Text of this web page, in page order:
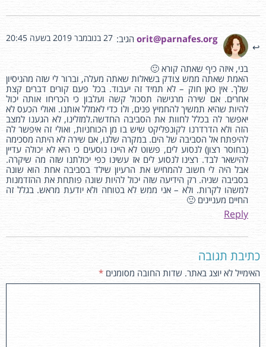
orit@parnafes.org הגיב: 27 בנובמבר 2019 בשעה 20:45
בני, איזה כיף שאתה קורא 🙂
האמת שאתה ממש צודק בשאלות שאתה מעלה, וברור לי שזה מהניסיון
שלך. אין כאן חוק – לא תמיד זה יעבוד. בכל פעם קורים דברים קצת
אחרים. אם שירה מרגישה תסכול קשה ועלבון כי הכריחו אותה יכול
להיות שהיא תמשיך להחמיץ פנים, ולו כדי לאמלל אותנו. ואולי הכעס לא
יאפשר לה בכלל לחוות את הסביבה החדשה.למזלינו, לא הגענו למצב
הזה ולא הדרדרנו לקונפליקט שיש בו מן הכוחניות, ואולי זה איפשר לה
להיפתח אל הסביבה של הים. במקרה שלנו, אם שירה לא היתה מסכימה
(בחוסר רצון) לנסוע לים, פשוט לא היינו נוסעים כי היא לא יכולה עדיין
להישאר לבד. רצינו לנסוע לים אז עשינו כפי יכולתנו שזה מה שיקרה.
אבל היה לי חשוב להמחיש את הרעיון שילד בסביבה אחת הוא שונה
בסביבה שניה. רק הידיעה שזה יכול להיות שונה פותחת את ההזדמנות
למשהו לקרות. ולא – אני ממש לא בטוחה ולא יודעת מראש. בגלל זה
החיים מעניינים 🙂
Reply
כתיבת תגובה
האימייל לא יוצג באתר. שדות החובה מסומנים *